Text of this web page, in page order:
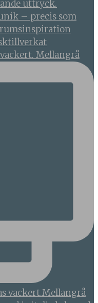
Mellangrå